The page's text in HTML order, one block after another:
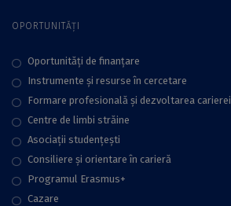
OPORTUNITĂȚI
Oportunități de finanțare
Instrumente și resurse în cercetare
Formare profesională și dezvoltarea carierei
Centre de limbi străine
Asociații studențești
Consiliere şi orientare în carieră
Programul Erasmus+
Cazare